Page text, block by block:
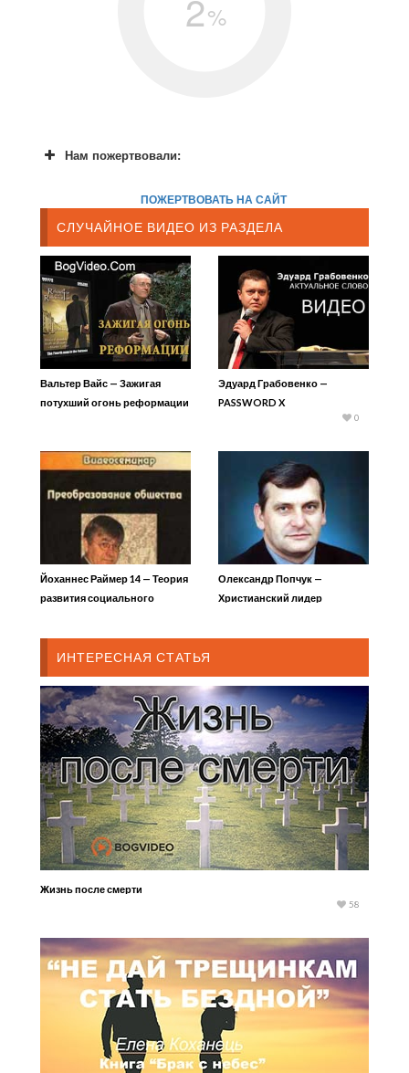
%
Нам пожертвовали:
ПОЖЕРТВОВАТЬ НА САЙТ
СЛУЧАЙНОЕ ВИДЕО ИЗ РАЗДЕЛА
Вальтер Вайс — Зажигая
потухший огонь реформации
Эдуард Грабовенко —
PASSWORD X
0
Йоханнес Раймер 14 — Теория
развития социального
Олександр Попчук —
Христианский лидер
ИНТЕРЕСНАЯ СТАТЬЯ
Жизнь после смерти
58